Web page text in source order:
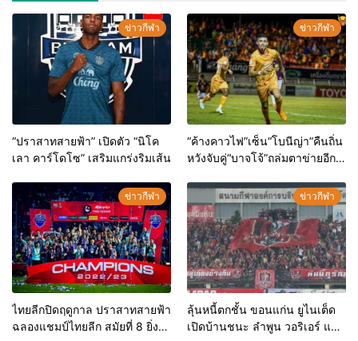
ข่าวกีฬา
“ปราสาทสายฟ้า” เปิดตัว “นิโค
เลา คาร์โดโซ” เสริมแกร่งริมเส้น
ข่าวกีฬา
“ค้างคาวไฟ”เซ็น“โบนีญ่า”คืนถิ่น
หวังจับคู่“บาจโจ้”ถล่มตาข่ายอีก
“ลักษณะ”ลุยไทยลีก
ข่าวกีฬา
ไทยลีกปิดฤดูกาล ปราสาทสายฟ้า
ฉลองแชมป์ไทยลีก สมัยที่ 8 ยิ่ง
ข่าวกีฬา
ลุ้นหนี้ตกชั้น ขอนแก่น ยูไนเต็ด
เปิดบ้านชนะ ลำพูน วอริเอร์ แบบ